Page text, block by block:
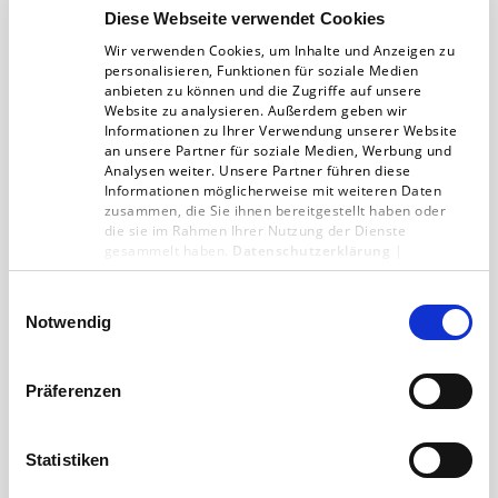
Diese Webseite verwendet Cookies
Wir verwenden Cookies, um Inhalte und Anzeigen zu
personalisieren, Funktionen für soziale Medien
anbieten zu können und die Zugriffe auf unsere
Website zu analysieren. Außerdem geben wir
Informationen zu Ihrer Verwendung unserer Website
an unsere Partner für soziale Medien, Werbung und
Analysen weiter. Unsere Partner führen diese
Informationen möglicherweise mit weiteren Daten
zusammen, die Sie ihnen bereitgestellt haben oder
die sie im Rahmen Ihrer Nutzung der Dienste
gesammelt haben. Datenschutzerklärung
Impressum
Notwendig
Präferenzen
Statistiken
Das Fazit zum Zeitungskongress
2014: Umsätze rückläufig – Digitale
Leserschaft wächst
Gestern ging der „Zeitungskongress 2014“ des
Bundesverbands Deutscher Zeitungsverleger
(BDZV) in Berlin zu Ende. Das Fazit: Der
Gesamtumsatz aus…
01.09.14